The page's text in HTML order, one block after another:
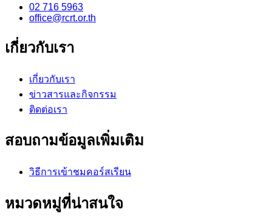
02 716 5963
office@rcrt.or.th
เกี่ยวกับเรา
เกี่ยวกับเรา
ข่าวสารและกิจกรรม
ติดต่อเรา
สอบถามข้อมูลเพิ่มเติม
วิธีการเข้าชมคอร์สเรียน
หมวดหมู่ที่น่าสนใจ